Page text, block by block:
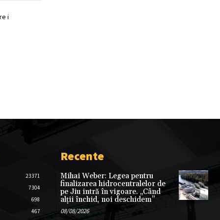
i
23371
7304
698
467
Recente
Mihai Weber: Legea pentru
finalizarea hidrocentralelor de
pe Jiu intră în vigoare. „Când
alții închid, noi deschidem”
08/08/2026